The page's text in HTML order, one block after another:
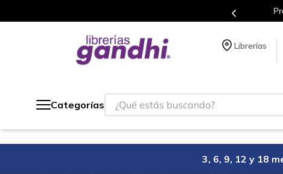
Programa de beneficios en el
Librerías
Categorías
¿Qué estás buscando?
3, 6, 9, 12 y 18